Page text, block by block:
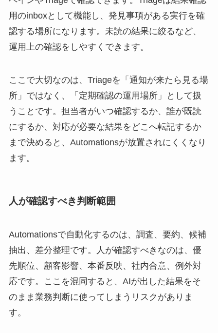
用のinboxとして機能し、発見事項がある実行を確
認する場所になります。未読の結果に絞るなど、
運用上の確認をしやすくできます。
ここで大切なのは、Triageを「通知が来たら見る場
所」ではなく、「定期確認の運用場所」として扱
うことです。担当者がいつ確認するか、誰が既読
にするか、対応が必要な結果をどこへ転記するか
まで決めると、Automationsが放置されにくくなり
ます。
人が確認すべき判断範囲
Automationsで自動化するのは、調査、要約、候補
抽出、差分整理です。人が確認すべきなのは、優
先順位、顧客影響、本番反映、社内合意、例外対
応です。ここを混同すると、AIが出した結果をそ
のまま業務判断に使ってしまうリスクがありま
す。